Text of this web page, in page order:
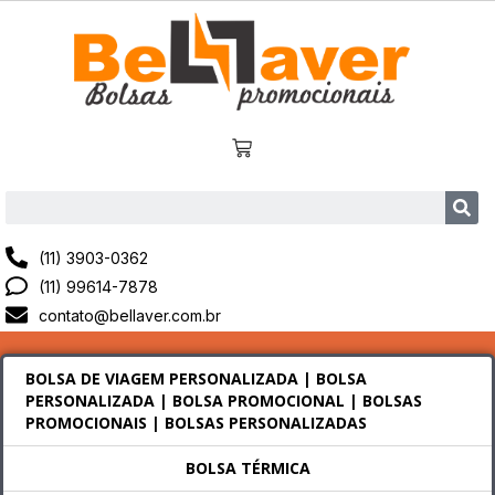
(11) 3903-0362
(11) 99614-7878
contato@bellaver.com.br
BOLSA DE VIAGEM PERSONALIZADA | BOLSA
PERSONALIZADA | BOLSA PROMOCIONAL | BOLSAS
PROMOCIONAIS | BOLSAS PERSONALIZADAS
BOLSA TÉRMICA